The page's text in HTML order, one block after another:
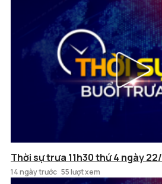
Thời sự trưa 11h30 thứ 4 ngày
14 ngày trước 55 lượt xem